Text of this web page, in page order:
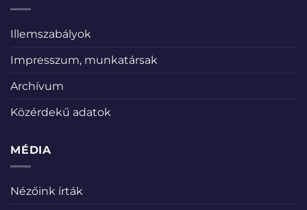
Illemszabályok
Impresszum, munkatársak
Archívum
Közérdekű adatok
MÉDIA
Nézőink írták